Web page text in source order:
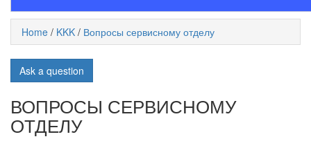
Home / KKK / Вопросы сервисному отделу
Ask a question
ВОПРОСЫ СЕРВИСНОМУ
ОТДЕЛУ